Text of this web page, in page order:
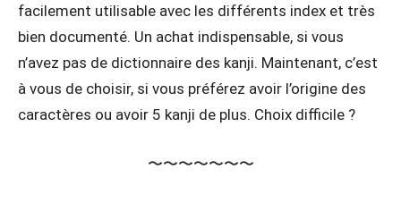
facilement utilisable avec les différents index et très
bien documenté. Un achat indispensable, si vous
n’avez pas de dictionnaire des kanji. Maintenant, c’est
à vous de choisir, si vous préférez avoir l’origine des
caractères ou avoir 5 kanji de plus. Choix difficile ?
〜〜〜〜〜〜〜